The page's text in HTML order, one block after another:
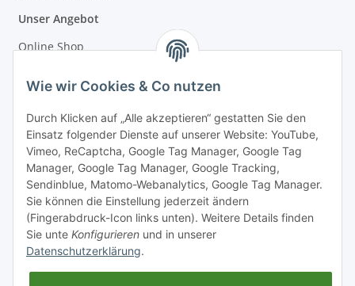
Unser Angebot
Online Shop
Informationen
Gesetzliche Informationen
Wie wir Cookies & Co nutzen
Durch Klicken auf „Alle akzeptieren“ gestatten Sie den
Einsatz folgender Dienste auf unserer Website: YouTube,
Vimeo, ReCaptcha, Google Tag Manager, Google Tag
Manager, Google Tag Manager, Google Tracking,
Sendinblue, Matomo-Webanalytics, Google Tag Manager.
Sie können die Einstellung jederzeit ändern
(Fingerabdruck-Icon links unten). Weitere Details finden
Sie unte Konfigurieren und in unserer
Datenschutzerklärung.